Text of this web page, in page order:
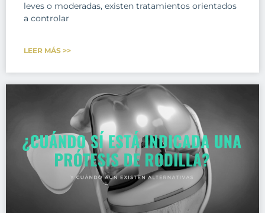
leves o moderadas, existen tratamientos orientados
a controlar
LEER MÁS >>